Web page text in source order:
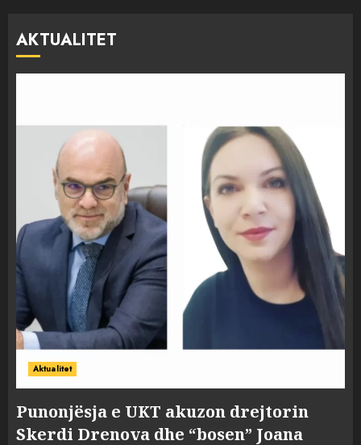
AKTUALITET
Aktualitet
Punonjësja e UKT akuzon drejtorin
Skerdi Drenova dhe “bosen” Joana